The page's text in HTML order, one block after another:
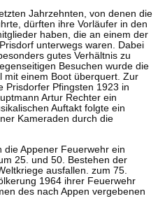
Jahrzehnten, von denen die
dürften ihre Vorläufer in den
haben, die an einem der
unterwegs waren. Dabei
gutes Verhältnis zu
Besuchen wurde die
mit einem Boot überquert. Zur
Prisdorfer Pfingsten 1923 in
Artur Rechter ein
Auftakt folgte ein
Kameraden durch die
die Appener Feuerwehr ein
25. und 50. Bestehen der
ausfallen. zum 75.
1964 ihrer Feuerwehr
des nach Appen vergebenen